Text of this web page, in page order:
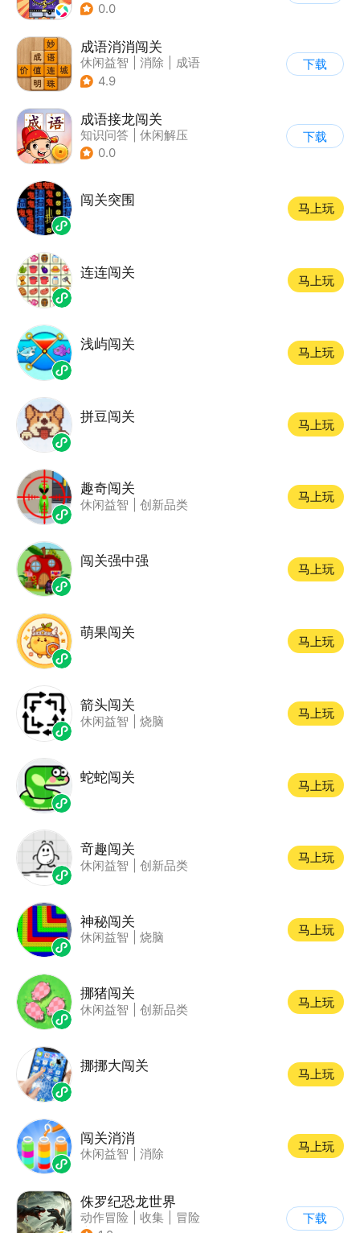
0.0
成语消消闯关
休闲益智 消除
成语
4.9
下载
成语接龙闯关
知识问答
休闲解压
0.0
下载
闯关突围
马上玩
连连闯关
马上玩
浅屿闯关
马上玩
拼豆闯关
马上玩
趣奇闯关
休闲益智 创新品类
马上玩
闯关强中强
马上玩
萌果闯关
马上玩
箭头闯关
休闲益智 烧脑
马上玩
蛇蛇闯关
马上玩
竒趣闯关
休闲益智 创新品类
马上玩
神秘闯关
休闲益智 烧脑
马上玩
挪猪闯关
休闲益智 创新品类
马上玩
挪挪大闯关
马上玩
闯关消消
休闲益智 消除
马上玩
侏罗纪恐龙世界
动作冒险 收集
冒险
下载